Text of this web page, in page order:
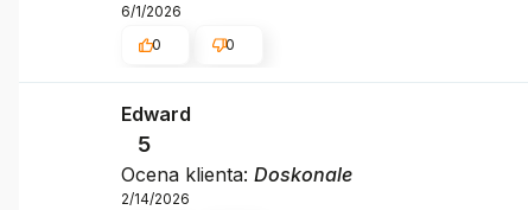
6/1/2026
0
0
Edward
5
Ocena klienta: Doskonale
2/14/2026